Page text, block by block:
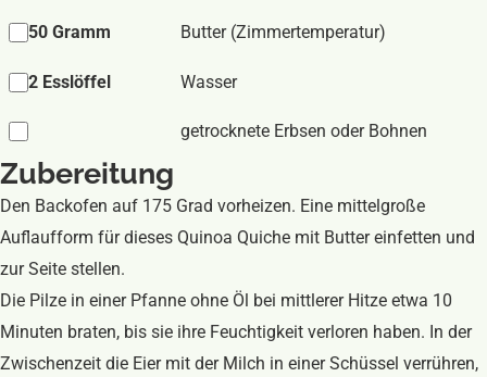
50 Gramm Butter (Zimmertemperatur)
2 Esslöffel Wasser
getrocknete Erbsen oder Bohnen
Zubereitung
Den Backofen auf 175 Grad vorheizen. Eine mittelgroße
Auflaufform für dieses Quinoa Quiche mit Butter einfetten und
zur Seite stellen.
Die Pilze in einer Pfanne ohne Öl bei mittlerer Hitze etwa 10
Minuten braten, bis sie ihre Feuchtigkeit verloren haben. In der
Zwischenzeit die Eier mit der Milch in einer Schüssel verrühren,